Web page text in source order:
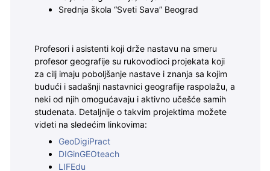
Srednja škola “Sveti Sava” Beograd
Profesori i asistenti koji drže nastavu na smeru
profesor geografije su rukovodioci projekata koji
za cilj imaju poboljšanje nastave i znanja sa kojim
budući i sadašnji nastavnici geografije raspolažu, a
neki od njih omogućavaju i aktivno učešće samih
studenata. Detaljnije o takvim projektima možete
videti na sledećim linkovima:
GeoDigiPract
DIGinGEOteach
LIFEdu